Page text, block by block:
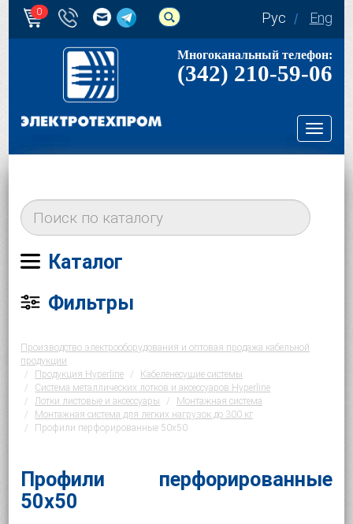
0 Рус Eng
Многоканальный телефон:
(342) 210-59-06
Каталог
Фильтры
Производство электрооборудования и оптовая продажа кабельной
продукции
Продукция Hyperline
Кабеленесущие системы
Система металлических лотков и аксессуаров Hyperline
Лотки листовые и аксессуары
Монтажная система
Монтажная система для легких нагрузок до 300 кг
Профили перфорированные 50х50
Профили перфорированные
50х50